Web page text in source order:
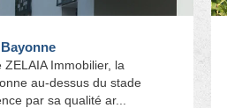
Immobilier, la
au-dessus du stade
par sa qualité ar...